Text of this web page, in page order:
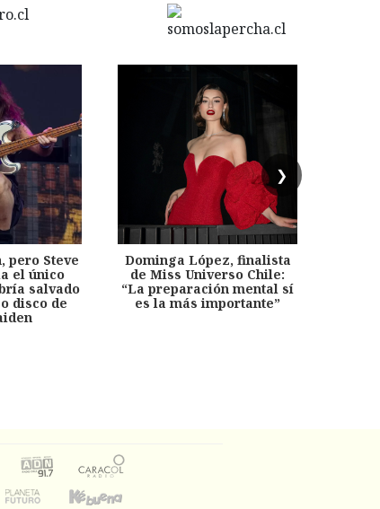
❯
pero Steve
el único
salvado
disco de
Dominga López, finalista
de Miss Universo Chile:
“La preparación mental sí
es la más importante”